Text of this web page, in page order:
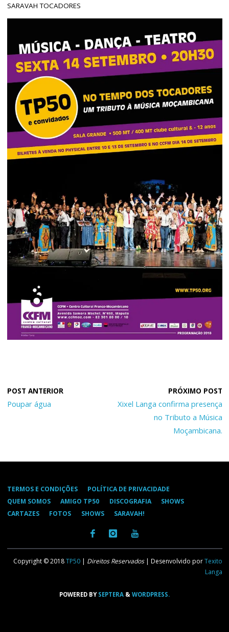
SARAVAH TOCADORES
Poupar água
Xixel Langa confirma presença
no Tributo a Música
Moçambicana.
TERMOS E CONDIÇÕES
POLÍTICA DE PRIVACIDADE
QUEM SOMOS
AMIGO TP50 DISCOGRAFIA
SHOWS
CARTAZES
FOTOS SHOWS SARAVAH!
Copyright © 2018TP50 | Direitos Reservados| Desenvolvido porTexito
Langa
POWERED BYSEPTERA & WORDPRESS.